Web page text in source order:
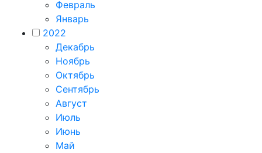
Февраль
Январь
2022
Декабрь
Ноябрь
Октябрь
Сентябрь
Август
Июль
Июнь
Май